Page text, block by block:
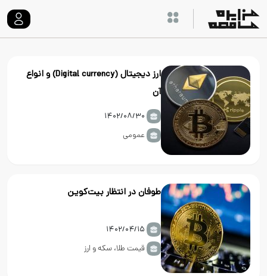
ارز دیجیتال (Digital currency) و انواع
آن
عمومی
طوفان در انتظار بیت‌کوین
قیمت طلا، سکه و ارز